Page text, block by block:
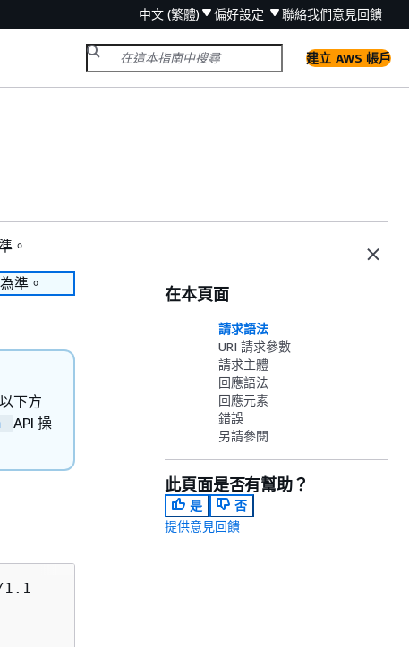
中文 (繁體) 偏好設定 聯絡我們意見回饋
建立 AWS 帳戶
。
準。
下方
API 操
1.1
在本頁面
請求語法
URI 請求參數
請求主體
回應語法
回應元素
錯誤
另請參閱
此頁面是否有幫助？
是
否
提供意見回饋